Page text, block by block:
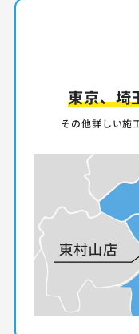
東京、埼
その他詳しい施